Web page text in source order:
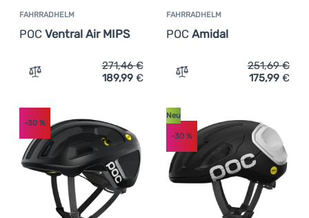
Anmelden /
Wie wir Produkte einstufen
FAHRRADHELM
POC Ventral Air MIPS
Zum Vergleich 'Fahrradhelm POC Ventral Air MIPS'
271,46€
189,99 €
FAHRRADHELM
POC Amidal
Zum Vergleich
251,69€
175,99 €
-30 %
Neu
-30%